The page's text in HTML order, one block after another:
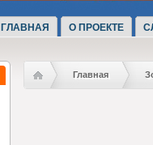
ГЛАВНАЯ О ПРОЕКТЕ
Главная